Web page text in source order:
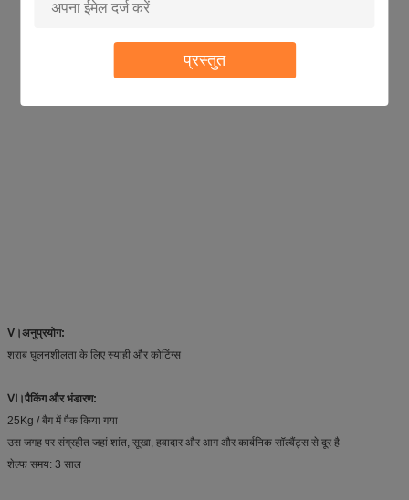
प्रस्तुत
Ⅴ।अनुप्रयोग:
शराब घुलनशीलता के लिए स्याही और कोटिंग्स
Ⅵ।पैकिंग और भंडारण:
25Kg / बैग में पैक किया गया
उस जगह पर संग्रहीत जहां शांत, सूखा, हवादार और आग और कार्बनिक सॉल्वैंट्स से दूर है
शेल्फ समय: 3 साल